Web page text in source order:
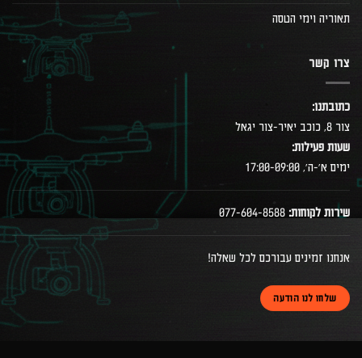
תאוריה וימי הטסה
צרו קשר
כתובתנו:
צור 8, כוכב יאיר-צור יגאל
שעות פעילות:
ימים א׳-ה׳, 17:00-09:00
שירות לקוחות:
אנחנו זמינים עבורכם לכל שאלה!
שלחו לנו הודעה